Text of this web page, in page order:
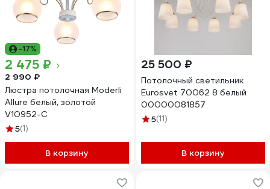
-17%
2 475 ₽
2 990 ₽
Люстра потолочная Moderli
Allure белый, золотой
V10952-C
5(1)
В корзину
25 500 ₽
Потолочный светильник
Eurosvet 70062 8 белый
00000081857
5(11)
В корзину